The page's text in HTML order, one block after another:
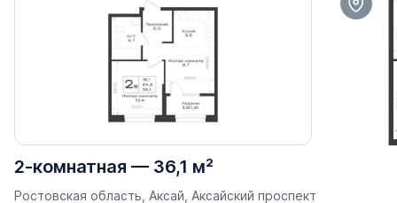
2-комнатная — 36,1 м²
Ростовская область, Аксай, Аксайский проспект